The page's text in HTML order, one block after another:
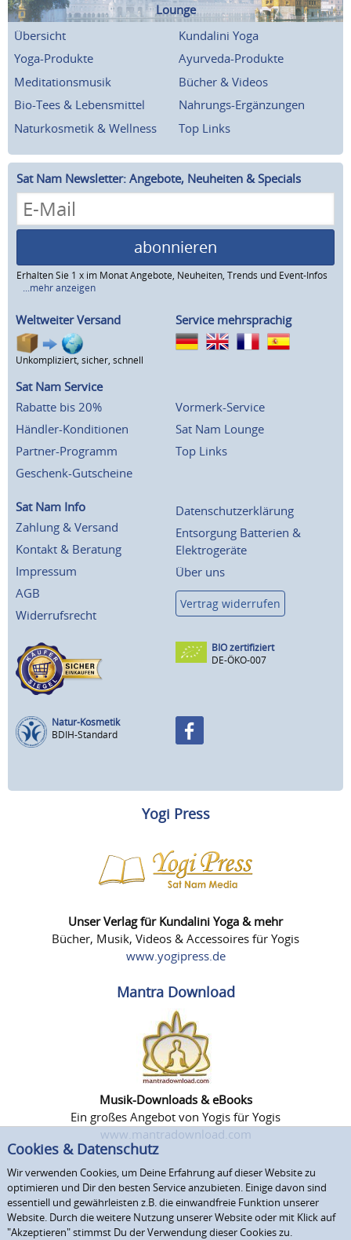
Lounge
Übersicht
Kundalini Yoga
Yoga-Produkte
Ayurveda-Produkte
Meditationsmusik
Bücher & Videos
Bio-Tees & Lebensmittel
Nahrungs-Ergänzungen
Naturkosmetik & Wellness
Top Links
Sat Nam Newsletter: Angebote, Neuheiten & Specials
abonnieren
Erhalten Sie 1 x im Monat Angebote, Neuheiten, Trends und Event-Infos
...mehr anzeigen
Weltweiter Versand
Unkompliziert, sicher, schnell
Service mehrsprachig
Sat Nam Service
Rabatte bis 20%
Händler-Konditionen
Partner-Programm
Geschenk-Gutscheine
Vormerk-Service
Sat Nam Lounge
Top Links
Sat Nam Info
Zahlung & Versand
Kontakt & Beratung
Impressum
AGB
Widerrufsrecht
Datenschutzerklärung
Entsorgung Batterien &
Elektrogeräte
Über uns
Vertrag widerrufen
BIO zertifiziert
DE-ÖKO-007
Natur-Kosmetik
BDIH-Standard
Yogi Press
Unser Verlag für Kundalini Yoga & mehr
Bücher, Musik, Videos & Accessoires für Yogis
www.yogipress.de
Mantra Download
Musik-Downloads & eBooks
Ein großes Angebot von Yogis für Yogis
www.mantradownload.com
Cookies & Datenschutz
Wir verwenden Cookies, um Deine Erfahrung auf dieser Website zu
optimieren und Dir den besten Service anzubieten. Einige davon sind
essentiell und gewährleisten z.B. die einwandfreie Funktion unserer
Website. Durch die weitere Nutzung unserer Website oder mit Klick auf
"Akzeptieren" stimmst Du der Verwendung dieser Cookies zu.